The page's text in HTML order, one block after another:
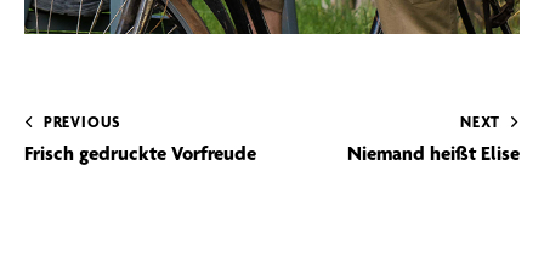
PREVIOUS
Frisch gedruckte Vorfreude
NEXT
Niemand heißt Elise